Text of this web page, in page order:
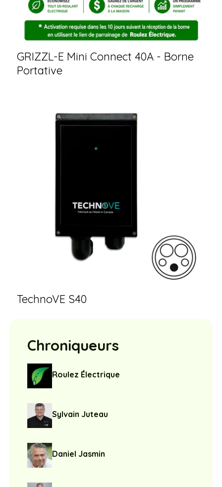
GRIZZL-E Mini Connect 40A - Borne
Portative
TechnoVE S40
Chroniqueurs
Roulez Électrique
Sylvain Juteau
Daniel Jasmin